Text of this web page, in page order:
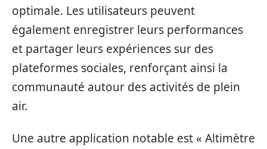
optimale. Les utilisateurs peuvent
également enregistrer leurs performances
et partager leurs expériences sur des
plateformes sociales, renforçant ainsi la
communauté autour des activités de plein
air.
Une autre application notable est « Altimètre